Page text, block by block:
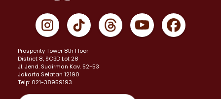
Prosperity Tower 8th Floor
District 8, SCBD Lot 28
JI. Jend. Sudirman Kav. 52-53
Jakarta Selatan 12190
Telp: 021-38959193